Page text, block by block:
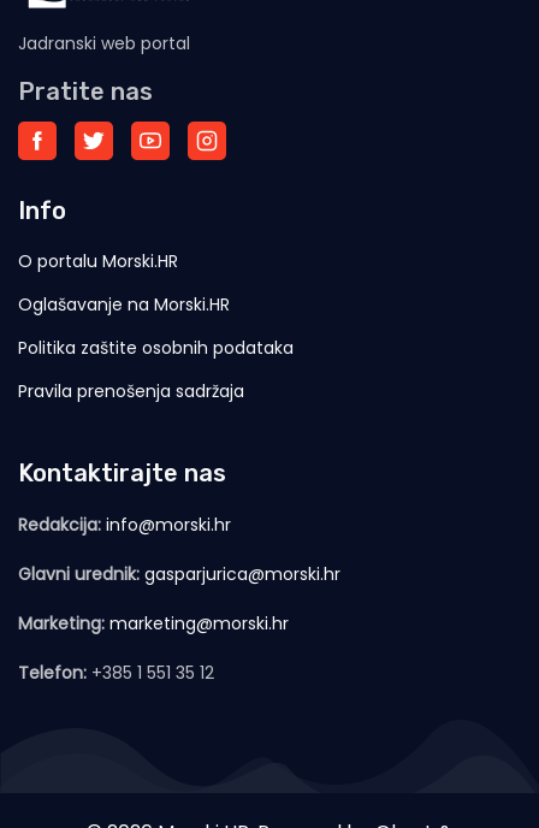
Jadranski web portal
Pratite nas
Info
O portalu Morski.HR
Oglašavanje na Morski.HR
Politika zaštite osobnih podataka
Pravila prenošenja sadržaja
Kontaktirajte nas
Redakcija: info@morski.hr
Glavni urednik: gasparjurica@morski.hr
Marketing: marketing@morski.hr
Telefon: +385 1 551 35 12